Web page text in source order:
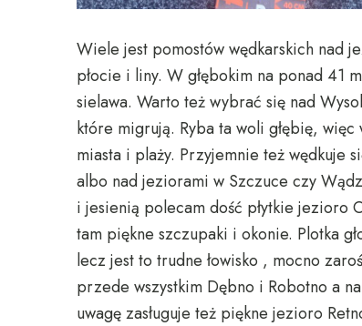
Wiele jest pomostów wędkarskich nad
płocie i liny. W głębokim na ponad 41
sielawa. Warto też wybrać się nad
które migrują. Ryba ta woli głębię,
miasta i plaży. Przyjemnie też wędkuje
albo nad jeziorami w Szczuce czy
i jesienią polecam dość płytkie jezioro
tam piękne szczupaki i okonie. Plotka
lecz jest to trudne łowisko , mocno
przede wszystkim Dębno i Robotno a
uwagę zasługuje też piękne jezioro